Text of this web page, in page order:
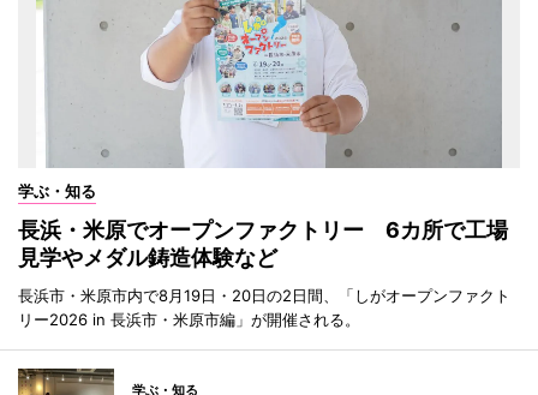
学ぶ・知る
長浜・米原でオープンファクトリー 6カ所で工場
見学やメダル鋳造体験など
長浜市・米原市内で8月19日・20日の2日間、「しがオープンファクト
リー2026 in 長浜市・米原市編」が開催される。
学ぶ・知る